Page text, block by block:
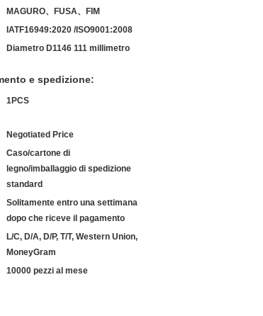
MAGURO、FUSA、FIM
IATF16949:2020 /ISO9001:2008
Diametro D1146 111 millimetro
e spedizione:
1PCS
Negotiated Price
Caso/cartone di
legno/imballaggio di spedizione
standard
Solitamente entro una settimana
dopo che riceve il pagamento
L/C, D/A, D/P, T/T, Western Union,
MoneyGram
10000 pezzi al mese